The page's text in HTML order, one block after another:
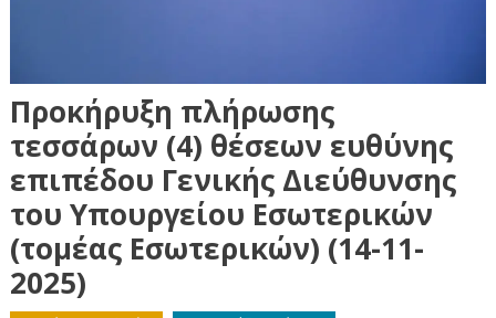
Προκήρυξη πλήρωσης
τεσσάρων (4) θέσεων ευθύνης
επιπέδου Γενικής Διεύθυνσης
του Υπουργείου Εσωτερικών
(τομέας Εσωτερικών) (14-11-
2025)